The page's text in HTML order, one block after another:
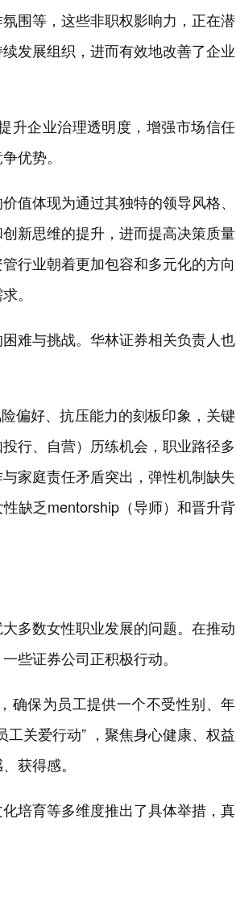
围等，这些非职权影响力，正在潜
发展组织，进而有效地改善了企业
升企业治理透明度，增强市场信任
优势。
值体现为通过其独特的领导风格、
新思维的提升，进而提高决策质量
行业朝着更加包容和多元化的方向
。
难与挑战。华林证券相关负责人也
偏好、抗压能力的刻板印象，关键
行、自营）历练机会，职业路径多
家庭责任矛盾突出，弹性机制缺失
缺乏mentorship（导师）和晋升背
多数女性职业发展的问题。在推动
些证券公司正积极行动。
确保为员工提供一个不受性别、年
关爱行动” ，聚焦身心健康、权益
获得感。
培育等多维度推出了具体举措，真